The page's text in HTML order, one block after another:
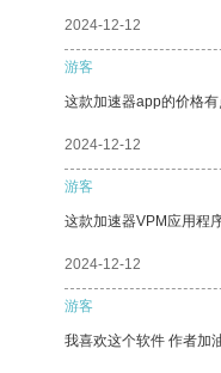
2024-12-12
游客
这款加速器app的价格
2024-12-12
游客
这款加速器VPM应用程
2024-12-12
游客
我喜欢这个软件 作者加